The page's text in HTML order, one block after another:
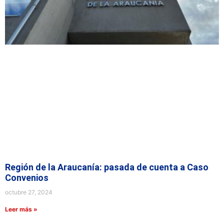
Región de la Araucanía: pasada de cuenta a Caso
Convenios
octubre 27, 2024
Leer más »